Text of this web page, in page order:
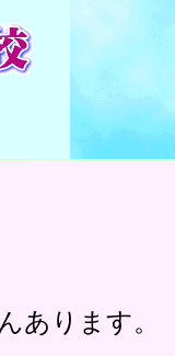
あります。